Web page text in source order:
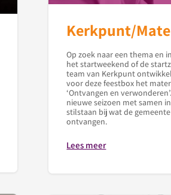
Kerkpunt/
Op zoek naar een thema en
het startweekend of de
team van Kerkpunt
voor deze feestbox het
‘Ontvangen en
nieuwe seizoen met samen
stilstaan bij wat de
ontvangen.
Lees meer